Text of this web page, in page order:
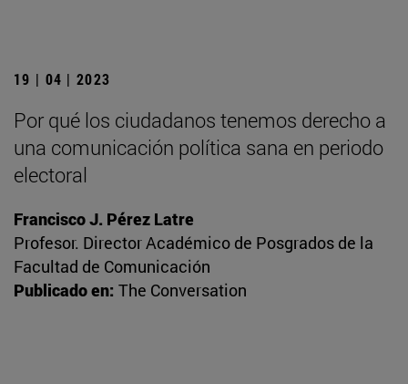
19 | 04 | 2023
Por qué los ciudadanos tenemos derecho a
una comunicación política sana en periodo
electoral
Francisco J. Pérez Latre
Profesor. Director Académico de Posgrados de la
Facultad de Comunicación
Publicado en: The Conversation